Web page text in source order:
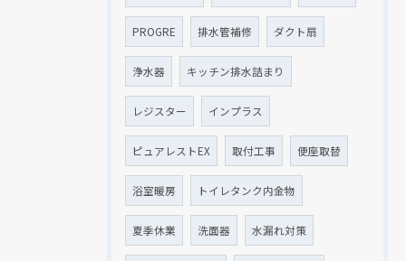
PROGRE 排水管補修 ダクト扇
浄水器 キッチン排水詰まり
レジスター インプラス
ピュアレストEX 取付工事 便座取替
浴室暖房 トイレタンク内金物
夏季休業 洗面器 水漏れ対策